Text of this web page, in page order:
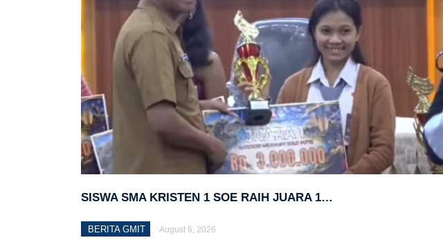
Kebijaksanaan Berbuah Keadilan (1 Raja-raja 3:16-28)
Muspel Pendeta Teritori Rote Ndao: Membangun
Kapasitas Pelayan
Bahan Bulan Pendidikan GMIT 2024
Pdt. Wenny Yapusair Djahimo- Maahuri Tutup Usia
Diskusi Bulanan Rumah Bersama: Merespons
Berteologi dalam Konteks Perubahan Iklim
SISWA SMA KRISTEN 1 SOE RAIH JUARA 1…
BERITA GMIT August 6, 2026